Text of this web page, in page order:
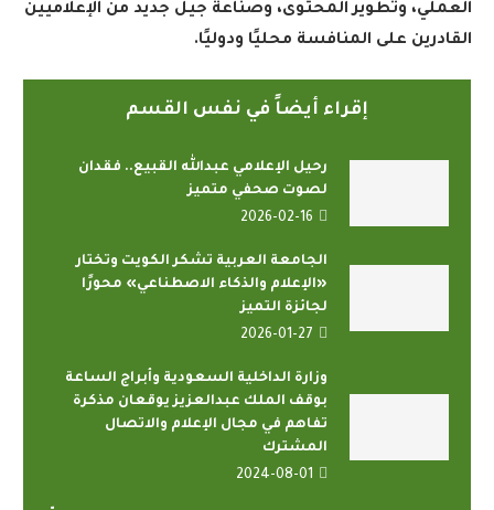
العملي، وتطوير المحتوى، وصناعة جيل جديد من الإعلاميين
القادرين على المنافسة محليًا ودوليًا.
إقراء أيضاً في نفس القسم
رحيل الإعلامي عبدالله القبيع.. فقدان
لصوت صحفي متميز
2026-02-16
الجامعة العربية تشكر الكويت وتختار
«الإعلام والذكاء الاصطناعي» محورًا
لجائزة التميز
2026-01-27
وزارة الداخلية السعودية وأبراج الساعة
بوقف الملك عبدالعزيز يوقعان مذكرة
تفاهم في مجال الإعلام والاتصال
المشترك
2024-08-01